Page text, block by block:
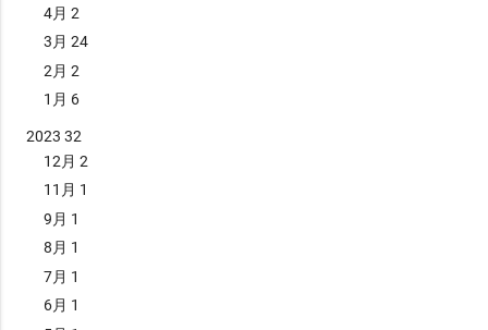
4月2
3月24
2月2
1月 6
2023 32
12月2
11月 1
9月 1
8月 1
7月 1
6月 1